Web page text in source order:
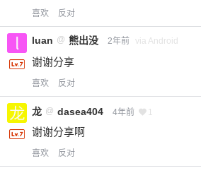
喜欢 反对
luan @ 熊出没 2年前 via Android
谢谢分享
喜欢 反对
龙 @ dasea404 4年前 1
谢谢分享啊
喜欢 反对
忘记密码？